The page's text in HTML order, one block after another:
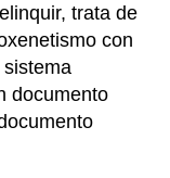
trata de
con
documento